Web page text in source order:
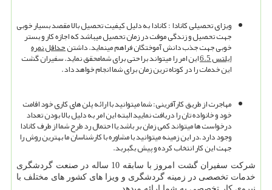
ویزای تحصیلی کانادا : کانادا به دلیل کیفیت تحصیل بالا مقصد بسیار خوبی
جهت تحصیل و زندگی موقت در زمان تحصیل میباشد که اجازه کار و بستر
خوبی جهت جذب دانش آموختگان فراهم مینماید. داشتنحداقل نمره
ایلتس 6.5 این امر را میتواند براحتی برای شمامحقق نماید. سفیران گشت
این خدمات را در کوتاه ترین زمان برای شما انجام خواهد داد.
مهاجرت از طریق کارآفرینی: شما میتوانید با ارائه پلن های کاری خود اقامت
خود و خانواده تان را دریافت نمایید البته این امر به دلیل بالا بودن تعداد
درخواست ها میتواند کمی زمان بر باشد یا احتمال رد طرح شما از طرف کانادا
وجود دارد.در این زمینه میتوانید با مشاوره با کارشناسان ما بهترین روش را
جهت این کار انتخاب کرده و پیش بگبربد.
شرکت سفیران گشت امروز با سابقه 10 ساله در صنعت گردشگری
خدمات تخصصی در زمینه گردشگری و ویزا های کشور های مختلف با